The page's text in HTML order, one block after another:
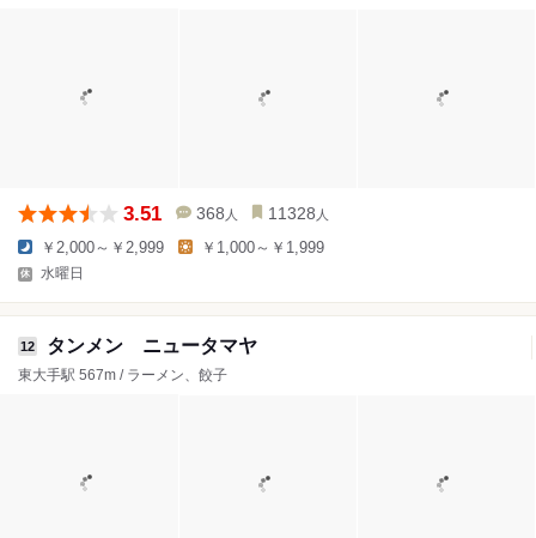
3.51 368 人 11328 人
￥2,000～￥2,999 ￥1,000～￥1,999
水曜日
12 タンメン ニュータマヤ
東大手駅 567m / ラーメン、餃子